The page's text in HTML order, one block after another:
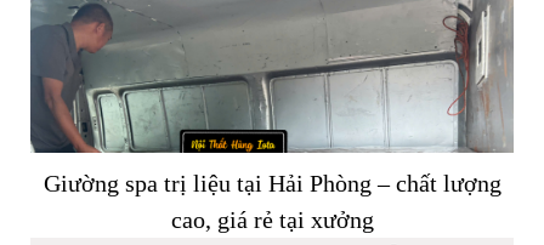
Giường spa trị liệu tại Hải Phòng – chất lượng
cao, giá rẻ tại xưởng